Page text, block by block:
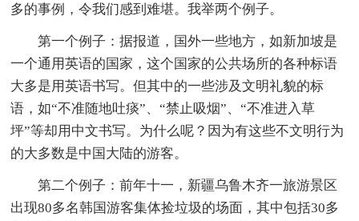
多的事例，令我们感到难堪。我举两个例子。
第一个例子：据报道，国外一些地方，如新加坡是
一个通用英语的国家，这个国家的公共场所的各种标语
大多是用英语书写。但其中的一些涉及文明礼貌的标
语，如“不准随地吐痰”、“禁止吸烟”、“不准进入草
坪”等却用中文书写。为什么呢？因为有这些不文明行为
的大多数是中国大陆的游客。
第二个例子：前年十一，新疆乌鲁木齐一旅游景区
出现80多名韩国游客集体捡垃圾的场面，其中包括30多